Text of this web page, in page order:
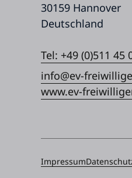
30159 Hannover
Deutschland
Tel: +49 (0)511 45
info@ev-
www.ev-
Impressum